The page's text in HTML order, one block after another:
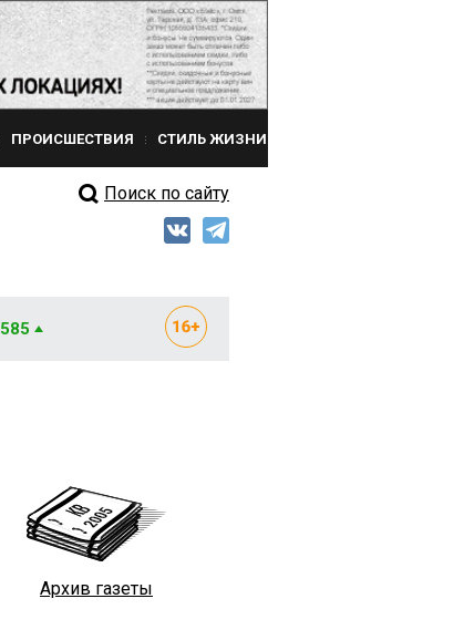
ПРОИСШЕСТВИЯ СТИЛЬ ЖИЗНИ
Поиск по сайту
Архив газеты